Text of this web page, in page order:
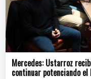
Mercedes: Ustarroz
continuar potenciando el